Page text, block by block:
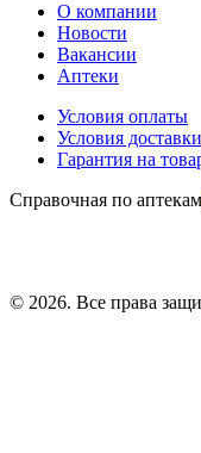
О компании
Новости
Вакансии
Аптеки
Условия оплаты
Условия доставки
Гарантия на
Справочная по аптекам
© 2026. Все права